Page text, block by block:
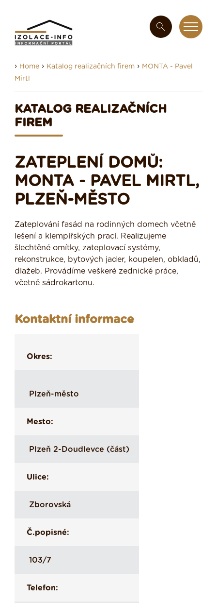
› Home › Katalog realizačních firem › MONTA - Pavel
Mirtl
KATALOG REALIZAČNÍCH
FIREM
ZATEPLENÍ DOMŮ:
MONTA - PAVEL MIRTL,
PLZEŇ-MĚSTO
Zateplování fasád na rodinných domech včetně
lešení a klempířských prací. Realizujeme
šlechtěné omítky, zateplovací systémy,
rekonstrukce, bytových jader, koupelen, obkladů,
dlažeb. Provádíme veškeré zednické práce,
včetně sádrokartonu.
Kontaktní informace
Okres:
Plzeň-město
Mesto:
Plzeň 2-Doudlevce (část)
Ulice:
Zborovská
Č.popisné:
103/7
Telefon: